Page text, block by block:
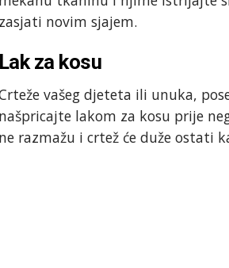
zasjati novim sjajem.
Lak za kosu
vašeg djeteta ili unuka,
našpricajte lakom za kosu prije
ne razmažu i crtež će duže ostati